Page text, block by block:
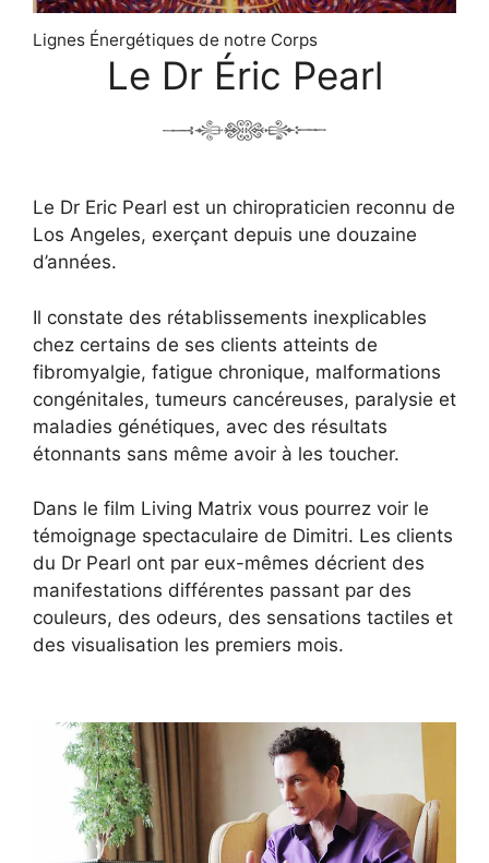
Lignes Énergétiques de notre Corps
Le Dr Éric Pearl
Le Dr Eric Pearl est un chiropraticien reconnu de
Los Angeles, exerçant depuis une douzaine
d’années.
Il constate des rétablissements inexplicables
chez certains de ses clients atteints de
fibromyalgie, fatigue chronique, malformations
congénitales, tumeurs cancéreuses, paralysie et
maladies génétiques, avec des résultats
étonnants sans même avoir à les toucher.
Dans le film Living Matrix vous pourrez voir le
témoignage spectaculaire de Dimitri. Les clients
du Dr Pearl ont par eux-mêmes décrient des
manifestations différentes passant par des
couleurs, des odeurs, des sensations tactiles et
des visualisation les premiers mois.